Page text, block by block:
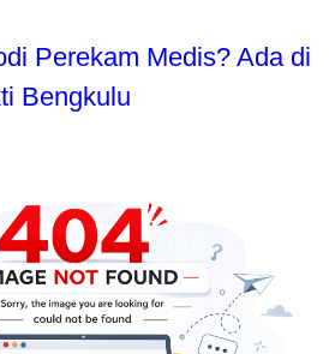
Perekam Medis? Ada di
Bengkulu